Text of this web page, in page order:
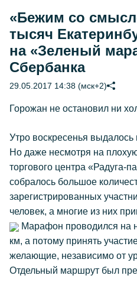
«Бежим со
тысяч
на «Зеленый
Сбербанка
29.05.2017 14:38 (мск+2)
Горожан не остановил ни
Утро воскресенья
Но даже несмотря на
торгового центра «Радуга-
собралось большое
зарегистрированных
человек, а многие из них
Марафон проводился на
км, а потому принять
желающие, независимо от
Отдельный маршрут был